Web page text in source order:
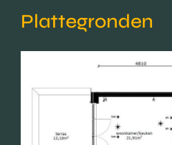
Plattegronden